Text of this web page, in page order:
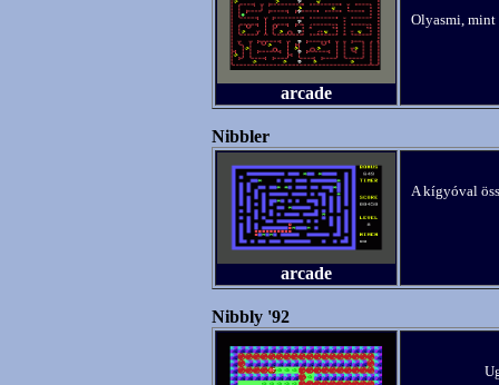
arcade
Olyasmi, mint
Nibbler
arcade
A kígyóval
Nibbly '92